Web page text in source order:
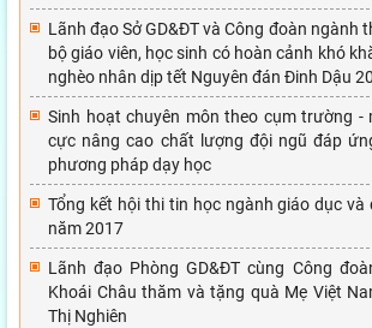
Lãnh đạo Sở GD&ĐT và Công đoàn ngành
bộ giáo viên, học sinh có hoàn cảnh khó
nghèo nhân dịp tết Nguyên đán Đinh Dậu
Sinh hoạt chuyên môn theo cụm trường -
cực nâng cao chất lượng đội ngũ đáp
phương pháp dạy học
Tổng kết hội thi tin học ngành giáo dục và
năm 2017
Lãnh đạo Phòng GD&ĐT cùng Công
Khoái Châu thăm và tặng quà Mẹ Việt
Thị Nghiên